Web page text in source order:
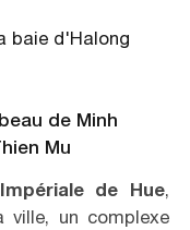
baie d'Halong
de Minh
Mu
de Hue,
ville, un complexe